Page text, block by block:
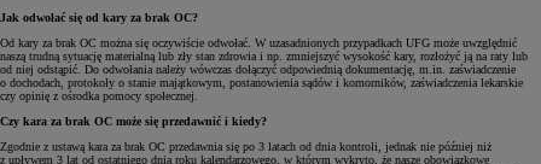
Jak odwołać się od kary za brak OC?
Od kary za brak OC można się oczywiście odwołać. W uzasadnionych przypadkach UFG może uwzględnić
naszą trudną sytuację materialną lub zły stan zdrowia i np. zmniejszyć wysokość kary, rozłożyć ją na raty lub
od niej odstąpić. Do odwołania należy wówczas dołączyć odpowiednią dokumentację, m.in. zaświadczenie
o dochodach, protokoły o stanie majątkowym, postanowienia sądów i komorników, zaświadczenia lekarskie
czy opinię z ośrodka pomocy społecznej.
Czy kara za brak OC może się przedawnić i kiedy?
Zgodnie z ustawą kara za brak OC przedawnia się po 3 latach od dnia kontroli, jednak nie później niż
z upływem 3 lat od ostatniego dnia roku kalendarzowego, w którym wykryto, że nasze obowiązkowe